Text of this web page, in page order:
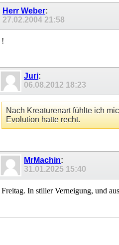
Herr Weber:
27.02.2004 21:58
!
Juri:
06.08.2012 18:23
Nach Kreaturenart fühlte ich
Evolution hatte recht.
MrMachin:
31.01.2025 15:40
Freitag. In stiller Verneigung, und